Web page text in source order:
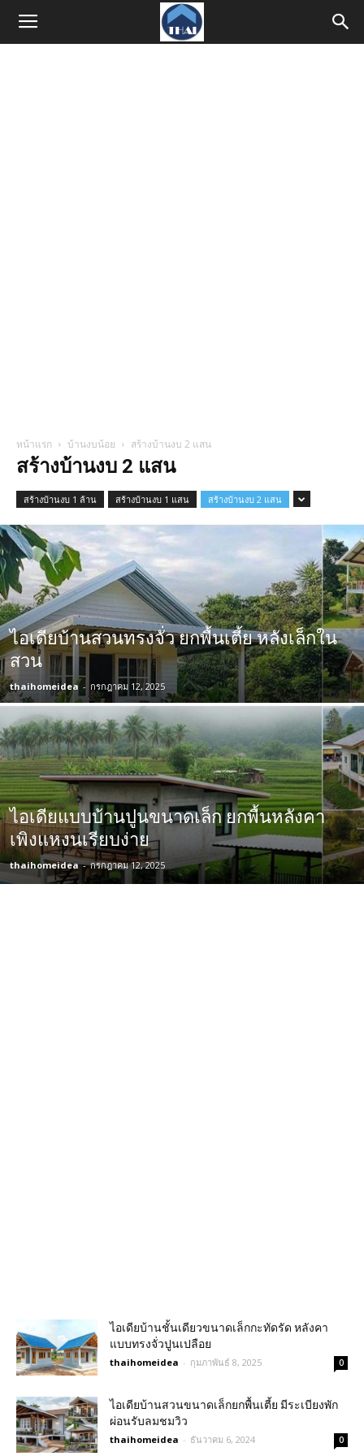
หน้าแรก บ้านงบน้อย สร้างบ้านงบ 2 แสน
สร้างบ้านงบ 2 แสน
สร้างบ้านงบ 1 ล้าน สร้างบ้านงบ 1 แสน สร้างบ้านงบ 2 แสน
ไอเดียบ้านสวนทรงจั่ว ยกพื้นเตี้ย หลังเล็กใน
สวน
thaihomeidea - กรกฎาคม 12, 2025
ไอเดียแบบบ้านปูนขนาดเล็ก ยกพื้นหลังคา
เพิงแหงนเรียบง่าย
thaihomeidea - กรกฎาคม 12, 2025
ไอเดียบ้านชั้นเดียวขนาดเล็กกะทัดรัด หลังคา
แบบทรงจั่วปูนเปลือย
thaihomeidea - กุมภาพันธ์ 8, 2025 0
ไอเดียบ้านสวนขนาดเล็กยกพื้นเตี้ย มีระเบียงพัก
ผ่อนรับลมชมวิว
thaihomeidea - ธันวาคม 6, 2024 0